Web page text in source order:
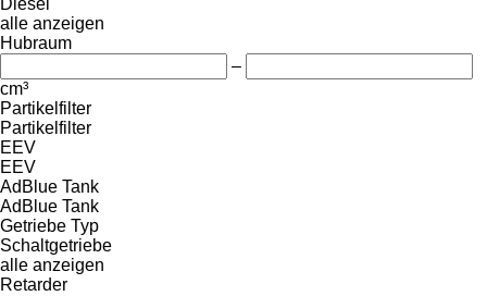
alle anzeigen
Hubraum
–
cm³
Partikelfilter
Partikelfilter
EEV
EEV
AdBlue Tank
AdBlue Tank
Getriebe Typ
Schaltgetriebe
alle anzeigen
Retarder